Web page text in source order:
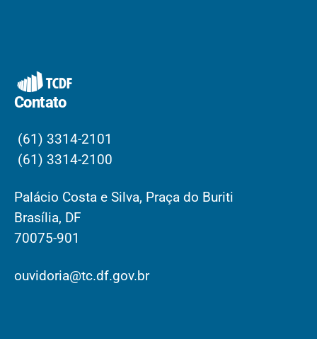
Contato
(61) 3314-2101
(61) 3314-2100
Palácio Costa e Silva, Praça do Buriti
Brasília, DF
70075-901
ouvidoria@tc.df.gov.br